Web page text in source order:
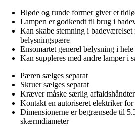
Bløde og runde former giver et
Lampen er godkendt til brug i
Kan skabe stemning i badeværelset
belysningspære
Ensomartet generel belysning i
Kan suppleres med andre lamper i
Pæren sælges separat
Skruer sælges separat
Kræver måske særlig
Kontakt en autoriseret elektriker
Dimensionerne er begrænsede til
skærmdiameter